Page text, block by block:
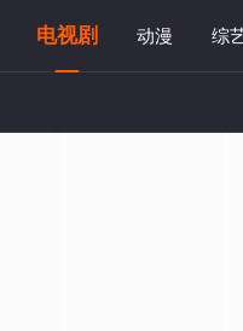
电视剧 动漫 综